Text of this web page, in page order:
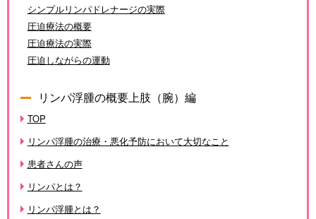
シンプルリンパドレナージの実際
圧迫療法の概要
圧迫療法の実際
圧迫しながらの運動
リンパ浮腫の概要上肢（腕）編
TOP
リンパ浮腫の治療・悪化予防において大切なこと
患者さんの声
リンパとは？
リンパ浮腫とは？